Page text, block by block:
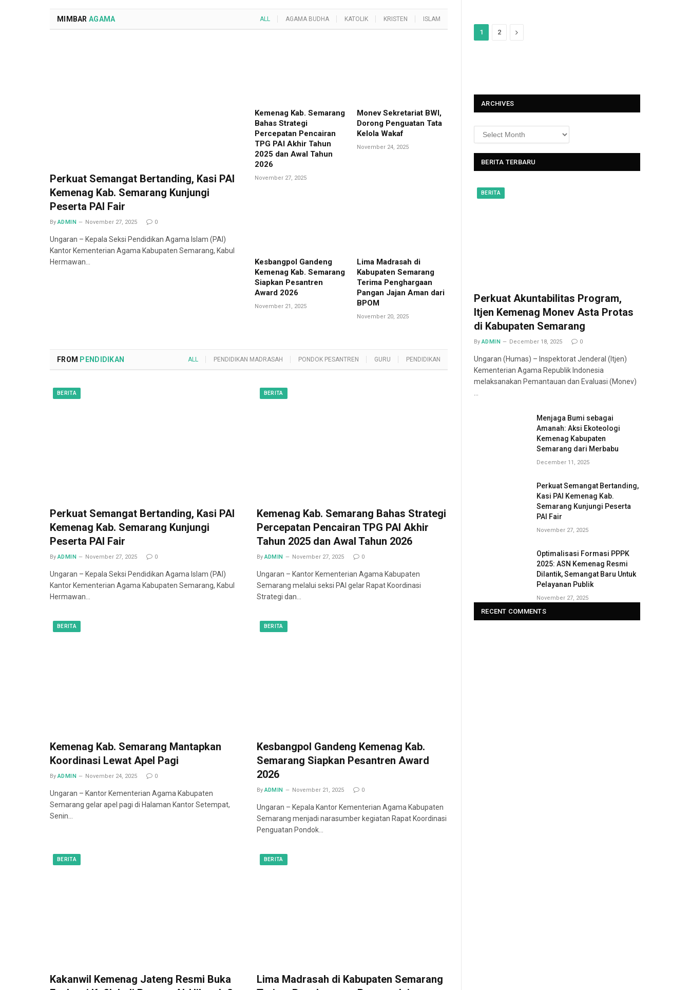
MIMBAR AGAMA ALL AGAMA BUDHA KATOLIK KRISTEN ISLAM
Perkuat Semangat Bertanding, Kasi PAI
Kemenag Kab. Semarang Kunjungi
Peserta PAI Fair
By ADMIN November 27, 2025 0
Ungaran – Kepala Seksi Pendidikan Agama Islam (PAI)
Kantor Kementerian Agama Kabupaten Semarang, Kabul
Hermawan…
Kemenag Kab. Semarang
Bahas Strategi
Percepatan Pencairan
TPG PAI Akhir Tahun
2025 dan Awal Tahun
2026
November 27, 2025
Monev Sekretariat BWI,
Dorong Penguatan Tata
Kelola Wakaf
November 24, 2025
Kesbangpol Gandeng
Kemenag Kab. Semarang
Siapkan Pesantren
Award 2026
November 21, 2025
Lima Madrasah di
Kabupaten Semarang
Terima Penghargaan
Pangan Jajan Aman dari
BPOM
November 20, 2025
FROM PENDIDIKAN ALL PENDIDIKAN MADRASAH PONDOK PESANTREN GURU PENDIDIKAN
BERITA
Perkuat Semangat Bertanding, Kasi PAI
Kemenag Kab. Semarang Kunjungi
Peserta PAI Fair
By ADMIN November 27, 2025 0
Ungaran – Kepala Seksi Pendidikan Agama Islam (PAI)
Kantor Kementerian Agama Kabupaten Semarang, Kabul
Hermawan…
BERITA
Kemenag Kab. Semarang Bahas Strategi
Percepatan Pencairan TPG PAI Akhir
Tahun 2025 dan Awal Tahun 2026
By ADMIN November 27, 2025 0
Ungaran – Kantor Kementerian Agama Kabupaten
Semarang melalui seksi PAI gelar Rapat Koordinasi
Strategi dan…
BERITA
Kemenag Kab. Semarang Mantapkan
Koordinasi Lewat Apel Pagi
By ADMIN November 24, 2025 0
Ungaran – Kantor Kementerian Agama Kabupaten
Semarang gelar apel pagi di Halaman Kantor Setempat,
Senin…
BERITA
Kesbangpol Gandeng Kemenag Kab.
Semarang Siapkan Pesantren Award
2026
By ADMIN November 21, 2025 0
Ungaran – Kepala Kantor Kementerian Agama Kabupaten
Semarang menjadi narasumber kegiatan Rapat Koordinasi
Penguatan Pondok…
BERITA
Kakanwil Kemenag Jateng Resmi Buka
BERITA
Lima Madrasah di Kabupaten Semarang
1 2
N
ARCHIVES
BERITA TERBARU
BERITA
Perkuat Akuntabilitas Program,
Itjen Kemenag Monev Asta Protas
di Kabupaten Semarang
By ADMIN December 18, 2025 0
Ungaran (Humas) – Inspektorat Jenderal (Itjen)
Kementerian Agama Republik Indonesia
melaksanakan Pemantauan dan Evaluasi (Monev)
…
Menjaga Bumi sebagai
Amanah: Aksi Ekoteologi
Kemenag Kabupaten
Semarang dari Merbabu
December 11, 2025
Perkuat Semangat Bertanding,
Kasi PAI Kemenag Kab.
Semarang Kunjungi Peserta
PAI Fair
November 27, 2025
Optimalisasi Formasi PPPK
2025: ASN Kemenag Resmi
Dilantik, Semangat Baru Untuk
Pelayanan Publik
November 27, 2025
RECENT COMMENTS